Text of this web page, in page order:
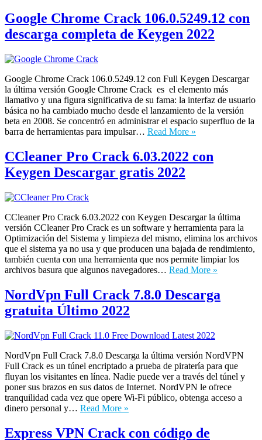
Google Chrome Crack 106.0.5249.12 con
descarga completa de Keygen 2022
Google Chrome Crack 106.0.5249.12 con Full Keygen Descargar
la última versión Google Chrome Crack es el elemento más
llamativo y una figura significativa de su fama: la interfaz de usuario
básica no ha cambiado mucho desde el lanzamiento de la versión
beta en 2008. Se concentró en administrar el espacio superfluo de la
barra de herramientas para impulsar… Read More »
CCleaner Pro Crack 6.03.2022 con
Keygen Descargar gratis 2022
CCleaner Pro Crack 6.03.2022 con Keygen Descargar la última
versión CCleaner Pro Crack es un software y herramienta para la
Optimización del Sistema y limpieza del mismo, elimina los archivos
que el sistema ya no usa y que producen una bajada de rendimiento,
también cuenta con una herramienta que nos permite limpiar los
archivos basura que algunos navegadores… Read More »
NordVpn Full Crack 7.8.0 Descarga
gratuita Último 2022
NordVpn Full Crack 7.8.0 Descarga la última versión NordVPN
Full Crack es un túnel encriptado a prueba de piratería para que
fluyan los visitantes en línea. Nadie puede ver a través del túnel y
poner sus brazos en sus datos de Internet. NordVPN le ofrece
tranquilidad cada vez que opere Wi-Fi público, obtenga acceso a
dinero personal y… Read More »
Express VPN Crack con código de